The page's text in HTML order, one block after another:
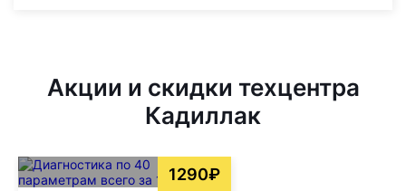
Акции и скидки техцентра
Кадиллак
1290₽